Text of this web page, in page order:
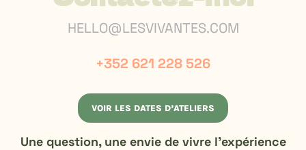
HELLO@LESVIVANTES.COM
+352 621 228 526
VOIR LES DATES D’ATELIERS
Une question, une envie de vivre l’expérience